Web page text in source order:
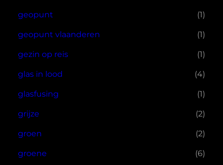
geopunt (1)
geopunt vlaanderen (1)
gezin op reis (1)
glas in lood (4)
glasfusing (1)
grijze (2)
groen (2)
groene (6)